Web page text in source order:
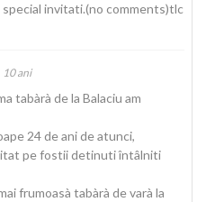
invitati.(no comments)tlc
10 ani
tabàrà de la Balaciu am
24 de ani de atunci,
pe fostii detinuti întâlniti
frumoasà tabàrà de varà la